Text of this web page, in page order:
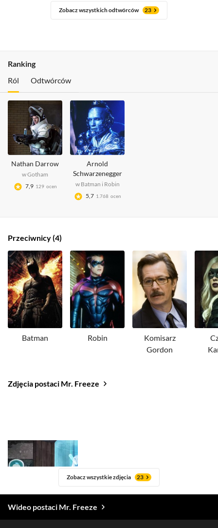
Zobacz wszystkich odtwórców 23
Ranking
Ról
Odtwórców
Nathan Darrow
wGotham
7,9 129 ocen
Arnold
Schwarzenegger
w Batman i Robin
5,7 1.768 ocen
Przeciwnicy 4
Batman Robin
Komisarz
Gordon
Zdjęcia postaci Mr. Freeze
Zobacz wszystkie zdjęcia 23
Wideo postaci Mr. Freeze